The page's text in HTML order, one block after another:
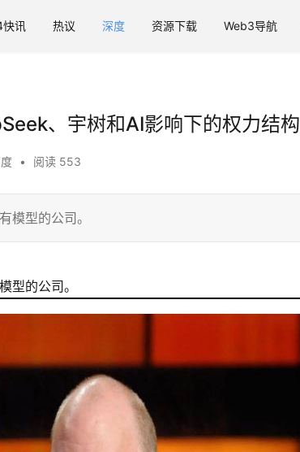
讯 热议 深度 资源下载 Web3导航
、宇树和AI影响下的权力结构
• 阅读 553
模型的公司。
型的公司。